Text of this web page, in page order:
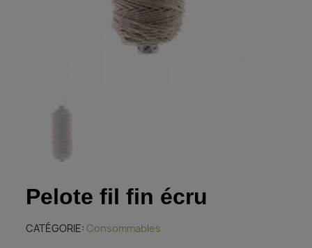
Pelote fil fin écru
CATÉGORIE Consommables